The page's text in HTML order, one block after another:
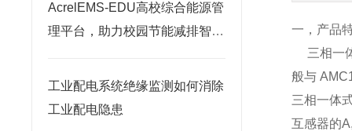
AcrelEMS-EDU高校综合能源管
理平台，助力校园节能减排智慧
工业配电系统绝缘监测如何消除
工业配电隐患
一，产品
三相一
般与
三相一体
互感器的